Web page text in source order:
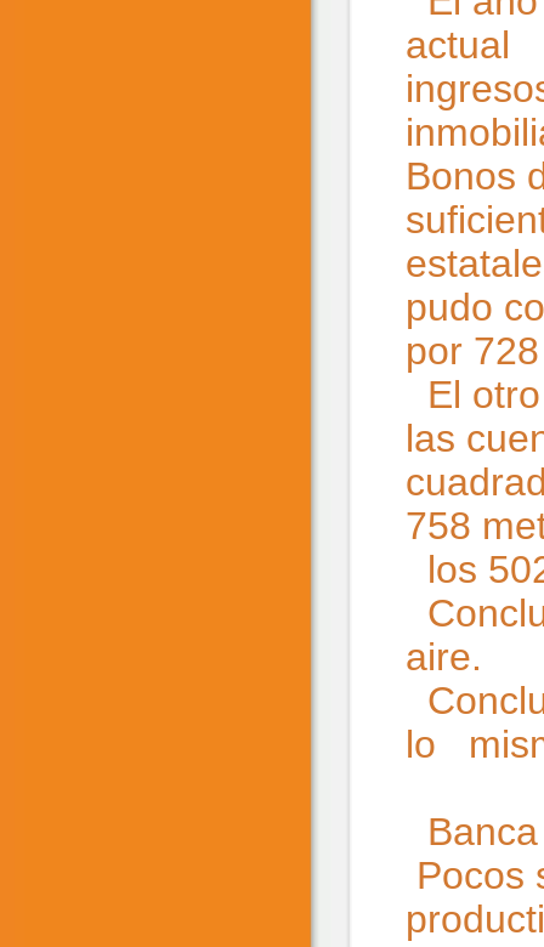
actual
Bonos
pudo
por
El
las
758
los
aire.
lo
Pocos